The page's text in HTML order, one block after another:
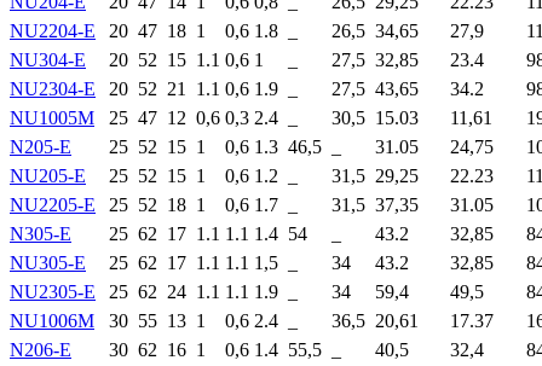
NU2204-E
20 47 18 1 0,6 1.8 26,5 34,65 27,9
NU304-E
20 52 15 1.1 0,6 1 27,5 32,85 23.4
NU2304-E
20 52 21 1.1 0,6 1.9 27,5 43,65 34.2
NU1005M
25 47 12 0,6 0,3 2.4 30,5 15.03 11,61
N205-E
25 52 15 1 0,6 1.3 46,5 31.05 24,75
NU205-E
25 52 15 1 0,6 1.2 31,5 29,25 22.23
NU2205-E
25 52 18 1 0,6 1.7 31,5 37,35 31.05
N305-E
25 62 17 1.1 1.1 1.4 54 43.2 32,85
NU305-E
25 62 17 1.1 1.1 1,5 34 43.2 32,85
NU2305-E
25 62 24 1.1 1.1 1.9 34 59,4 49,5
NU1006M
30 55 13 1 0,6 2.4 36,5 20,61 17.37
N206-E
30 62 16 1 0,6 1.4 55,5 40,5 32,4